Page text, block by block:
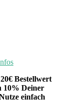
Bestellwert
10% Deiner
einfach